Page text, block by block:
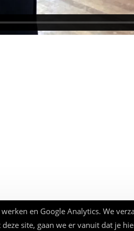
© Beauforthuis 2026 -
en Google Analytics. We
site, gaan we er vanuit dat je